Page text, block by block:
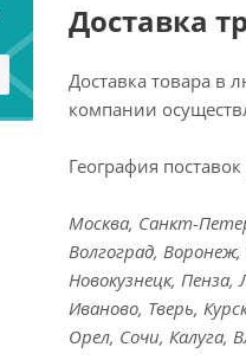
Доставка
Доставка товара в
компании
География
Москва, Санкт-
Волгоград,
Новокузнецк,
Иваново, Тверь,
Орел, Сочи, Калуга,